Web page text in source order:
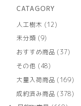
CATAGORY
人工樹木
1212
商
未分類 99
の
商
おすすめ商品 3737
商
その他 4848
の
商
大量入荷商品 169169
の
成約済み商品 378378